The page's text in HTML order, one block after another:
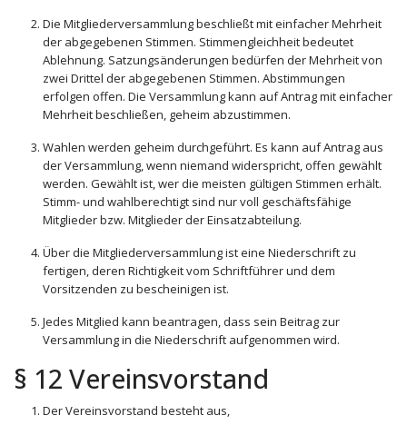
Die Mitgliederversammlung beschließt mit einfacher Mehrheit
der abgegebenen Stimmen. Stimmengleichheit bedeutet
Ablehnung. Satzungsänderungen bedürfen der Mehrheit von
zwei Drittel der abgegebenen Stimmen. Abstimmungen
erfolgen offen. Die Versammlung kann auf Antrag mit einfacher
Mehrheit beschließen, geheim abzustimmen.
Wahlen werden geheim durchgeführt. Es kann auf Antrag aus
der Versammlung, wenn niemand widerspricht, offen gewählt
werden. Gewählt ist, wer die meisten gültigen Stimmen erhält.
Stimm- und wahlberechtigt sind nur voll geschäftsfähige
Mitglieder bzw. Mitglieder der Einsatzabteilung.
Über die Mitgliederversammlung ist eine Niederschrift zu
fertigen, deren Richtigkeit vom Schriftführer und dem
Vorsitzenden zu bescheinigen ist.
Jedes Mitglied kann beantragen, dass sein Beitrag zur
Versammlung in die Niederschrift aufgenommen wird.
§ 12 Vereinsvorstand
Der Vereinsvorstand besteht aus,